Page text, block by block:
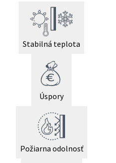
Stabilná teplota
Úspory
Požiarna odolnosť